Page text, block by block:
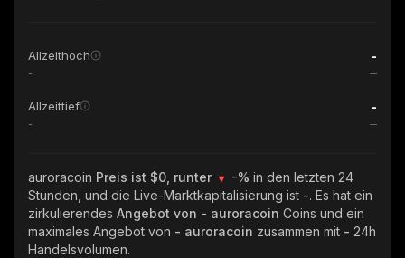
Allzeithoch -
-
Allzeittief -
-
auroracoin Preis ist $0, runter -% in den letzten 24
Stunden, und die Live-Marktkapitalisierung ist -. Es hat ein
zirkulierendes Angebot von - auroracoin Coins und ein
maximales Angebot von - auroracoin zusammen mit - 24h
Handelsvolumen.